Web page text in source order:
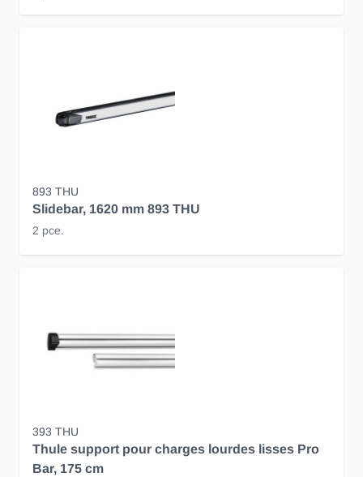
893 THU
Slidebar, 1620 mm 893 THU
2 pce.
393 THU
Thule support pour charges lourdes lisses Pro
Bar, 175 cm